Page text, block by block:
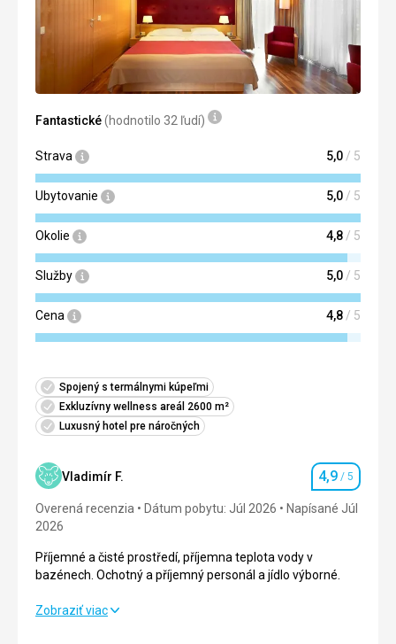
Fantastické(hodnotilo 32 ľudí)
Strava 5,0 / 5
Ubytovanie 5,0 / 5
Okolie 4,8 / 5
Služby 5,0 / 5
Cena 4,8 / 5
Spojený s termálnymi kúpeľmi
Exkluzívny wellness areál 2600 m²
Luxusný hotel pre náročných
Vladimír F. Hodnotenie
4,9 / 5
Overená recenzia Dátum pobytu: Júl 2026
Napísané Júl
2026
Příjemné a čisté prostředí, příjemna teplota vody v
bazénech. Ochotný a příjemný personál a jídlo výborné.
Příjemné a čisté prostředí, příjemna teplota vody v
Zobraziť viac